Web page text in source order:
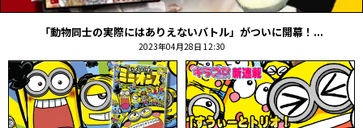
「動物同士の実際にはありえないバトル」がついに開幕！...
2023年04月28日 12:30